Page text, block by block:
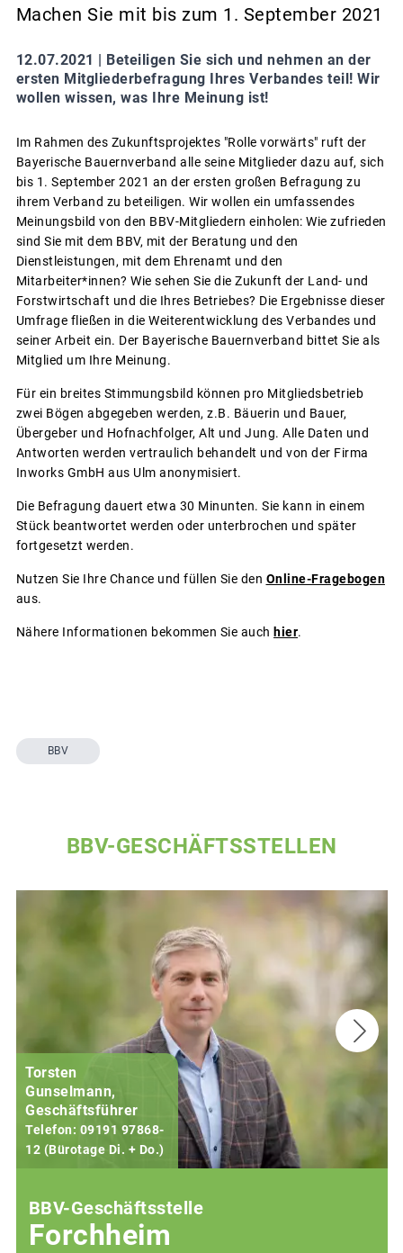
Machen Sie mit bis zum 1. September 2021
12.07.2021 | Beteiligen Sie sich und nehmen an der
ersten Mitgliederbefragung Ihres Verbandes teil! Wir
wollen wissen, was Ihre Meinung ist!
Im Rahmen des Zukunftsprojektes "Rolle vorwärts" ruft der
Bayerische Bauernverband alle seine Mitglieder dazu auf, sich
bis 1. September 2021 an der ersten großen Befragung zu
ihrem Verband zu beteiligen. Wir wollen ein umfassendes
Meinungsbild von den BBV-Mitgliedern einholen: Wie zufrieden
sind Sie mit dem BBV, mit der Beratung und den
Dienstleistungen, mit dem Ehrenamt und den
Mitarbeiter*innen? Wie sehen Sie die Zukunft der Land- und
Forstwirtschaft und die Ihres Betriebes? Die Ergebnisse dieser
Umfrage fließen in die Weiterentwicklung des Verbandes und
seiner Arbeit ein. Der Bayerische Bauernverband bittet Sie als
Mitglied um Ihre Meinung.
Für ein breites Stimmungsbild können pro Mitgliedsbetrieb
zwei Bögen abgegeben werden, z.B. Bäuerin und Bauer,
Übergeber und Hofnachfolger, Alt und Jung. Alle Daten und
Antworten werden vertraulich behandelt und von der Firma
Inworks GmbH aus Ulm anonymisiert.
Die Befragung dauert etwa 30 Minunten. Sie kann in einem
Stück beantwortet werden oder unterbrochen und später
fortgesetzt werden.
Nutzen Sie Ihre Chance und füllen Sie den Online-Fragebogen
aus.
Nähere Informationen bekommen Sie auch hier.
BBV
BBV-GESCHÄFTSSTELLEN
Torsten
Gunselmann,
Geschäftsführer
Telefon: 09191 97868-
12 (Bürotage Di. + Do.)
BBV-Geschäftsstelle
Forchheim